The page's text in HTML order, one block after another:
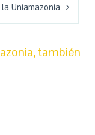
Uniamazonia
también